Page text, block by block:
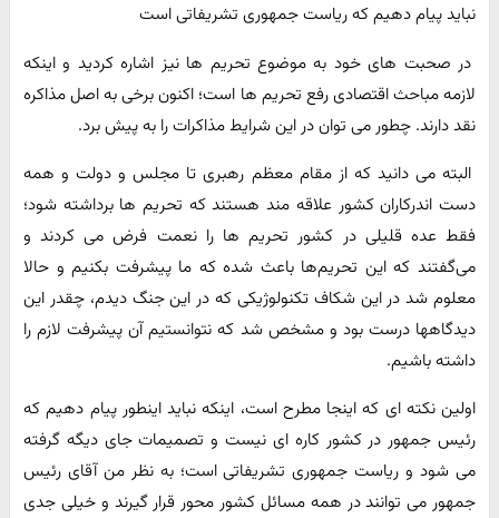
نباید پیام دهیم که ریاست جمهوری تشریفاتی است
در صحبت های خود به موضوع تحریم ها نیز اشاره کردید و اینکه
لازمه مباحث اقتصادی رفع تحریم ها است؛ اکنون برخی به اصل مذاکره
نقد دارند. چطور می توان در این شرایط مذاکرات را به پیش برد.
البته می دانید که از مقام معظم رهبری تا مجلس و دولت و همه
دست اندرکاران کشور علاقه مند هستند که تحریم ها برداشته شود؛
فقط عده قلیلی در کشور تحریم ها را نعمت فرض می کردند و
می‌گفتند که این تحریم‌ها باعث شده که ما پیشرفت بکنیم و حالا
معلوم شد در این شکاف تکنولوژیکی که در این جنگ دیدم، چقدر این
دیدگاهها درست بود و مشخص شد که نتوانستیم آن پیشرفت لازم را
داشته باشیم.
اولین نکته ای که اینجا مطرح است، اینکه نباید اینطور پیام دهیم که
رئیس جمهور در کشور کاره ای نیست و تصمیمات جای دیگه گرفته
می شود و ریاست جمهوری تشریفاتی است؛ به نظر من آقای رئیس
جمهور می توانند در همه مسائل کشور محور قرار گیرند و خیلی جدی